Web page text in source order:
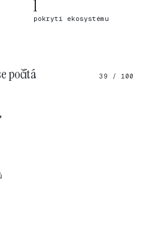
1
pokrytí ekosystému
počítá 39 / 100